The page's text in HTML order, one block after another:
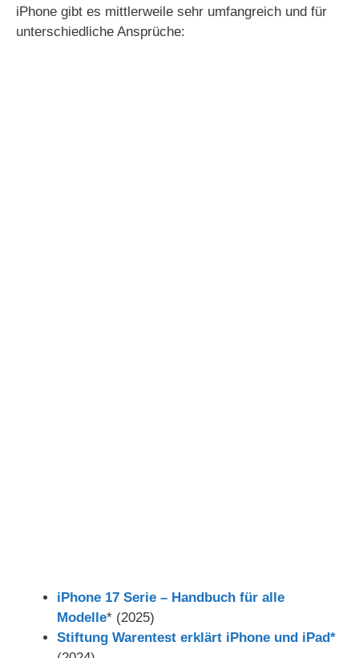
iPhone gibt es mittlerweile sehr umfangreich und für
unterschiedliche Ansprüche:
iPhone 17 Serie – Handbuch für alle
Modelle* (2025)
Stiftung Warentest erklärt iPhone und iPad*